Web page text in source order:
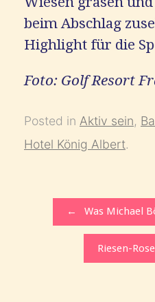
beim Abschlag
Highlight für die
Foto: Golf Resort
Posted in Aktiv sein,
Hotel König Albert.
Post navigation
← Was Michael
Riesen-